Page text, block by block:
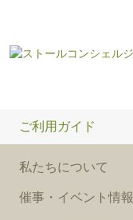
ご利用ガイド
私たちについて
催事・イベント情報